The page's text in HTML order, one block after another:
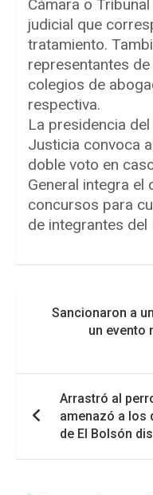
Cámara o
judicial que
tratamiento.
representantes
colegios de
respectiva.
La presidencia
Justicia convoca
doble voto en
General integra el
concursos para
de integrantes
entradas
Sancionaron a
un evento
Arrastró al
amenazó a los
de El Bolsón